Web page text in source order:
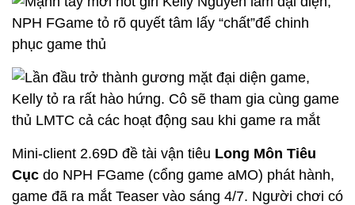
Mini-client 2.69D đề tài vận tiêu Long Môn Tiêu
Cục do NPH FGame (cổng game aMO) phát hành,
game đã ra mắt Teaser vào sáng 4/7. Người chơi có